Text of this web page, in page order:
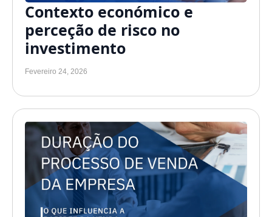
Contexto económico e
perceção de risco no
investimento
Fevereiro 24, 2026